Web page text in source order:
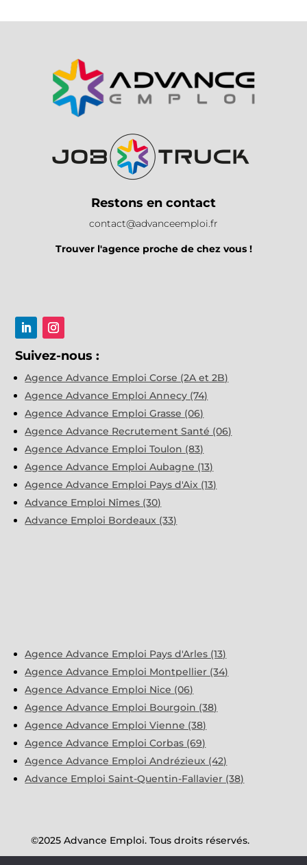
Restons en contact
contact@advanceemploi.fr
Trouver l'agence proche de chez vous !
Suivez-nous :
Agence Advance Emploi Corse (2A et 2B)
Agence Advance Emploi Annecy (74)
Agence Advance Emploi Grasse (06)
Agence Advance Recrutement Santé (06)
Agence Advance Emploi Toulon (83)
Agence Advance Emploi Aubagne (13)
Agence Advance Emploi Pays d'Aix (13)
Advance Emploi Nîmes (30)
Advance Emploi Bordeaux (33)
Agence Advance Emploi Pays d'Arles (13)
Agence Advance Emploi Montpellier (34)
Agence Advance Emploi Nice (06)
Agence Advance Emploi Bourgoin (38)
Agence Advance Emploi Vienne (38)
Agence Advance Emploi Corbas (69)
Agence Advance Emploi Andrézieux (42)
Advance Emploi Saint-Quentin-Fallavier (38)
©2025 Advance Emploi. Tous droits réservés.